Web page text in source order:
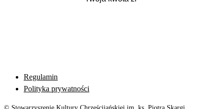
Regulamin
Polityka prywatności